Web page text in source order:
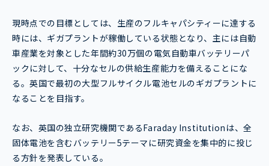
現時点での目標としては、生産のフルキャパシティーに達する
時には、ギガプラントが稼働している状態となり、主には自動
車産業を対象とした年間約30万個の電気自動車バッテリーパ
ックに対して、十分なセルの供給生産能力を備えることにな
る。英国で最初の大型フルサイクル電池セルのギガプラントに
なることを目指す。
なお、英国の独立研究機関であるFaraday Institutionは、全
固体電池を含むバッテリー5テーマに研究資金を集中的に投じ
る方針を発表している。